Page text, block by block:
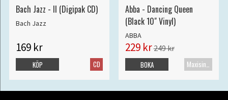
Bach Jazz - II (Digipak CD)
Bach Jazz
169 kr
CD
KÖP
Abba - Dancing Queen
(Black 10" Vinyl)
ABBA
229 kr249 kr
Maxisingel
BOKA